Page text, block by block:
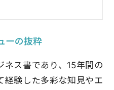
ーの抜粋
ネス書であり、15年間の
経験した多彩な知見やエ